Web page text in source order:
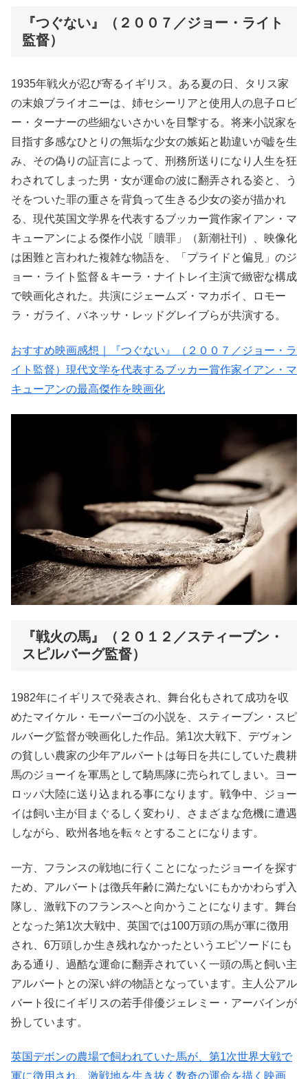
『つぐない』（２００７／ジョー・ライト
監督）
1935年戦火が忍び寄るイギリス。ある夏の日、タリス家
の末娘ブライオニーは、姉セシーリアと使用人の息子ロビ
ー・ターナーの些細ないさかいを目撃する。将来小説家を
目指す多感なひとりの無垢な少女の嫉妬と勘違いが嘘を生
み、その偽りの証言によって、刑務所送りになり人生を狂
わされてしまった男・女が運命の波に翻弄される姿と、う
そをついた罪の重さを背負って生きる少女の姿が描かれ
る、現代英国文学界を代表するブッカー賞作家イアン・マ
キューアンによる傑作小説「贖罪」（新潮社刊）、映像化
は困難と言われた複雑な物語を、「プライドと偏見」のジ
ョー・ライト監督＆キーラ・ナイトレイ主演で緻密な構成
で映画化された。共演にジェームズ・マカボイ、ロモー
ラ・ガライ、バネッサ・レッドグレイブらが共演する。
おすすめ映画感想｜『つぐない』（２００７／ジョー・ラ
イト監督）現代文学を代表するブッカー賞作家イアン・マ
キューアンの最高傑作を映画化
『戦火の馬』（２０１２／スティーブン・
スピルバーグ監督）
1982年にイギリスで発表され、舞台化もされて成功を収
めたマイケル・モーパーゴの小説を、スティーブン・スピ
ルバーグ監督が映画化した作品。第1次大戦下、デヴォン
の貧しい農家の少年アルバートは毎日を共にしていた農耕
馬のジョーイを軍馬として騎馬隊に売られてしまい。ヨー
ロッパ大陸に送り込まれる事になります。戦争中、ジョー
イは飼い主が目まぐるしく変わり、さまざまな危機に遭遇
しながら、欧州各地を転々とすることになります。
一方、フランスの戦地に行くことになったジョーイを探す
ため、アルバートは徴兵年齢に満たないにもかかわらず入
隊し、激戦下のフランスへと向かうことになります。舞台
となった第1次大戦中、英国では100万頭の馬が軍に徴用
され、6万頭しか生き残れなかったというエピソードにも
ある通り、過酷な運命に翻弄されていく一頭の馬と飼い主
アルバートとの深い絆の物語となっています。主人公アル
バート役にイギリスの若手俳優ジェレミー・アーバインが
扮しています。
英国デボンの農場で飼われていた馬が、第1次世界大戦で
軍に徴用され、激戦地を生き抜く数奇の運命を描く映画